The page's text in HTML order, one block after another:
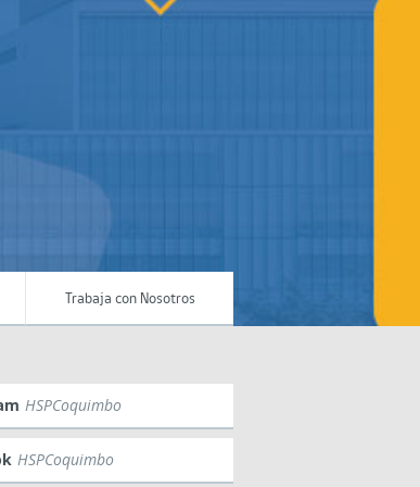
Trabaja con Nosotros
HSPCoquimbo
HSPCoquimbo